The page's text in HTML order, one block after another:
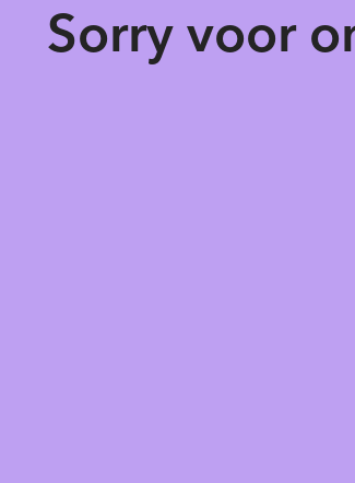
Sorry voor